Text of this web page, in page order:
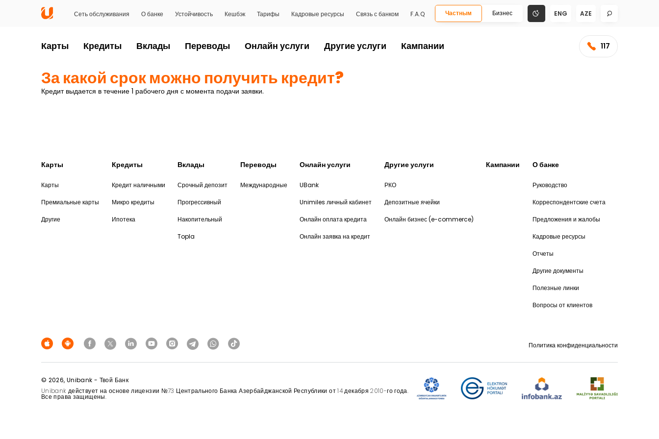
Сеть обслуживания О банке Устойчивость Кешбэк Тарифы Кадровые ресурсы Связь с банком F.A.Q Частным Бизнес ENG AZE
Карты Кредиты Вклады Переводы Онлайн услуги Другие услуги Кампании 117
За какой срок можно получить кредит?
Кредит выдается в течение 1 рабочего дня с момента подачи заявки.
Карты
Карты
Премиальные карты
Другие
Кредиты
Кредит наличными
Микро кредиты
Ипотека
Вклады
Срочный депозит
Прогрессивный
Накопительный
Topla
Переводы
Международные
Онлайн услуги
UBank
Unimiles личный кабинет
Онлайн оплата кредита
Онлайн заявка на кредит
Другие услуги
РКО
Депозитные ячейки
Онлайн бизнес (e-commerce)
Кампании О банке
Руководство
Корреспондентские счета
Предложения и жалобы
Кадровые ресурсы
Отчеты
Другие документы
Полезные линки
Вопросы от клиентов
Политика конфиденциальности
© 2026, Unibank - Твой Банк
Unibank действует на основе лицензии №73 Центрального Банка Азербайджанской Республики от 14 декабря 2010-го года.
Все права защищены.